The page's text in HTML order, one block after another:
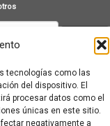
tecnologías como las
del dispositivo. El
procesar datos como el
únicas en este sitio.
negativamente a